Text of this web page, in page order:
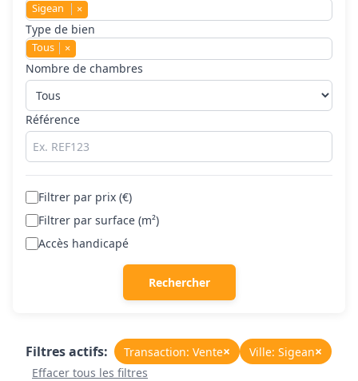
Sigean ×
Type de bien
Tous ×
Nombre de chambres
Référence
Filtrer par prix (€)
Filtrer par surface (m²)
Accès handicapé
Rechercher
Filtres actifs: Transaction: Vente× Ville: Sigean×
Effacer tous les filtres